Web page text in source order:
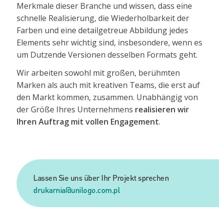
Merkmale dieser Branche und wissen, dass eine
schnelle Realisierung, die Wiederholbarkeit der
Farben und eine detailgetreue Abbildung jedes
Elements sehr wichtig sind, insbesondere, wenn es
um Dutzende Versionen desselben Formats geht.
Wir arbeiten sowohl mit großen, berühmten
Marken als auch mit kreativen Teams, die erst auf
den Markt kommen, zusammen. Unabhängig von
der Größe Ihres Unternehmens realisieren wir
Ihren Auftrag mit vollen Engagement.
Lassen Sie uns über Ihr Projekt sprechen
drukarnia@unilogo.com.pl